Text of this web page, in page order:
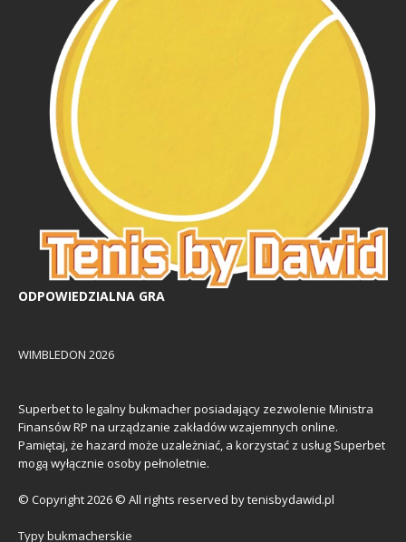
ODPOWIEDZIALNA GRA
WIMBLEDON 2026
Superbet to legalny bukmacher posiadający zezwolenie Ministra
Finansów RP na urządzanie zakładów wzajemnych online.
Pamiętaj, że hazard może uzależniać, a korzystać z usług Superbet
mogą wyłącznie osoby pełnoletnie.
© Copyright 2026 © All rights reserved by tenisbydawid.pl
Typy bukmacherskie